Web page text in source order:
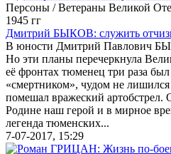
Персоны / Ветераны Великой
1945 гг
Дмитрий БЫКОВ: служить
В юности Дмитрий Павлович
Но эти планы перечеркнула
её фронтах тюменец три раза
«смертником», чудом не
помешал вражеский артобстрел.
Родине наш герой и в мирное
легенда тюменских...
7-07-2017, 15:29